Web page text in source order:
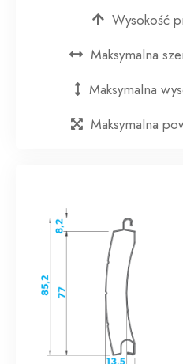
Wysokość
Maksymalna
Maksymalna
Maksymalna